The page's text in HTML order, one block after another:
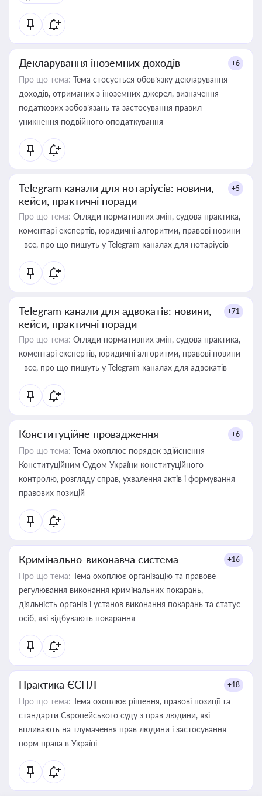
Декларування іноземних доходів +6
Про що тема: Тема стосується обов’язку декларування
доходів, отриманих з іноземних джерел, визначення
податкових зобов’язань та застосування правил
уникнення подвійного оподаткування
Telegram канали для нотаріусів: новини,
кейси, практичні поради
+5
Про що тема: Огляди нормативних змін, судова практика,
коментарі експертів, юридичні алгоритми, правові новини
- все, про що пишуть у Telegram каналах для нотаріусів
Telegram канали для адвокатів: новини,
кейси, практичні поради
+71
Про що тема: Огляди нормативних змін, судова практика,
коментарі експертів, юридичні алгоритми, правові новини
- все, про що пишуть у Telegram каналах для адвокатів
Конституційне провадження +6
Про що тема: Тема охоплює порядок здійснення
Конституційним Судом України конституційного
контролю, розгляду справ, ухвалення актів і формування
правових позицій
Кримінально-виконавча система +16
Про що тема: Тема охоплює організацію та правове
регулювання виконання кримінальних покарань,
діяльність органів і установ виконання покарань та статус
осіб, які відбувають покарання
Практика ЄСПЛ +18
Про що тема: Тема охоплює рішення, правові позиції та
стандарти Європейського суду з прав людини, які
впливають на тлумачення прав людини і застосування
норм права в Україні